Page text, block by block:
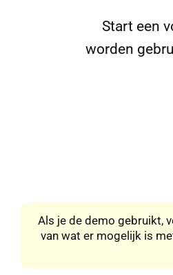
Start een
worden
Als je de demo gebruikt,
van wat er mogelijk is